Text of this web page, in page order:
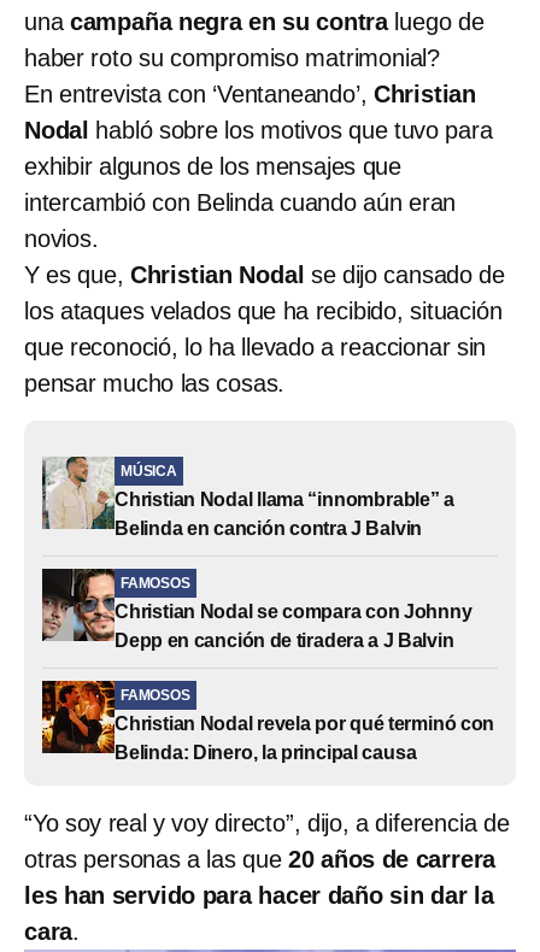
una campaña negra en su contraluego de
haber roto su compromiso matrimonial?
En entrevista con ‘Ventaneando’, Christian
Nodal habló sobre los motivos que tuvo para
exhibir algunos de los mensajes que
intercambió con Belinda cuando aún eran
novios.
Y es que, Christian Nodal se dijo cansado de
los ataques velados que ha recibido, situación
que reconoció, lo ha llevado a reaccionar sin
pensar mucho las cosas.
MÚSICA
Christian Nodal llama “innombrable” a
Belinda en canción contra J Balvin
FAMOSOS
Christian Nodal se compara con Johnny
Depp en canción de tiradera a J Balvin
FAMOSOS
Christian Nodal revela por qué terminó con
Belinda: Dinero, la principal causa
“Yo soy real y voy directo”, dijo, a diferencia de
otras personas a las que20 años de carrera
les han servido para hacer daño sin dar la
cara.